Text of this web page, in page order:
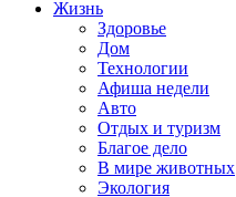
Жизнь
Здоровье
Дом
Технологии
Афиша недели
Авто
Отдых и туризм
Благое дело
В мире животных
Экология